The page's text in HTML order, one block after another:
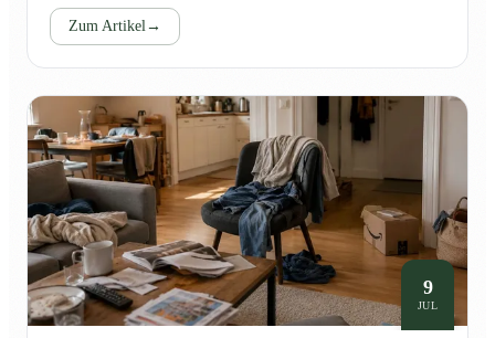
Zum Artikel →
9
JUL